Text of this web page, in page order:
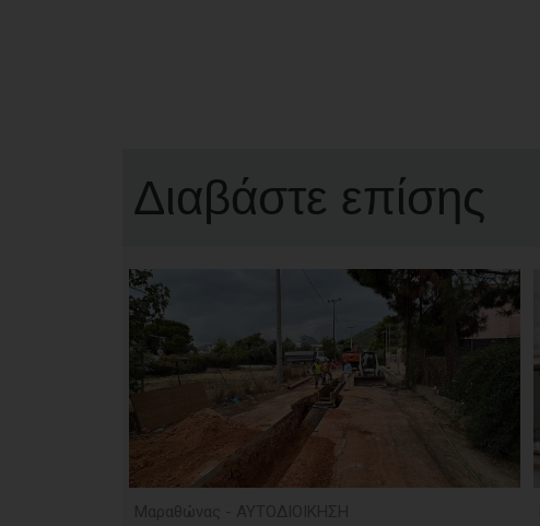
Διαβάστε επίσης